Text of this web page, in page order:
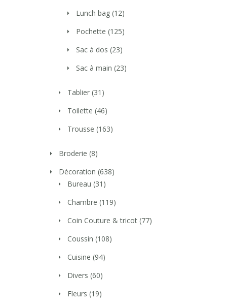
Lunch bag (12)
Pochette (125)
Sac à dos (23)
Sac à main (23)
Tablier (31)
Toilette (46)
Trousse (163)
Broderie (8)
Décoration (638)
Bureau (31)
Chambre (119)
Coin Couture & tricot (77)
Coussin (108)
Cuisine (94)
Divers (60)
Fleurs (19)